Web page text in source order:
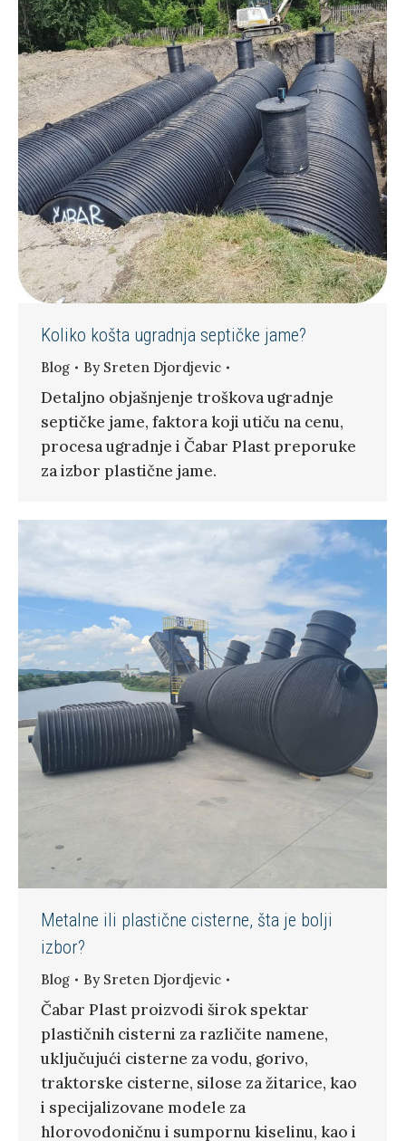
Koliko košta ugradnja septičke jame?
Blog By Sreten Djordjevic
Detaljno objašnjenje troškova ugradnje
septičke jame, faktora koji utiču na cenu,
procesa ugradnje i Čabar Plast preporuke
za izbor plastične jame.
Metalne ili plastične cisterne, šta je bolji
izbor?
Blog By Sreten Djordjevic
Čabar Plast proizvodi širok spektar
plastičnih cisterni za različite namene,
uključujući cisterne za vodu, gorivo,
traktorske cisterne, silose za žitarice, kao
i specijalizovane modele za
hlorovodoničnu i sumpornu kiselinu, kao i